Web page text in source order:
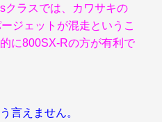
ラスでは、カワサキの
ジェットが混走というこ
に800SX-Rの方が有利で
言えません。